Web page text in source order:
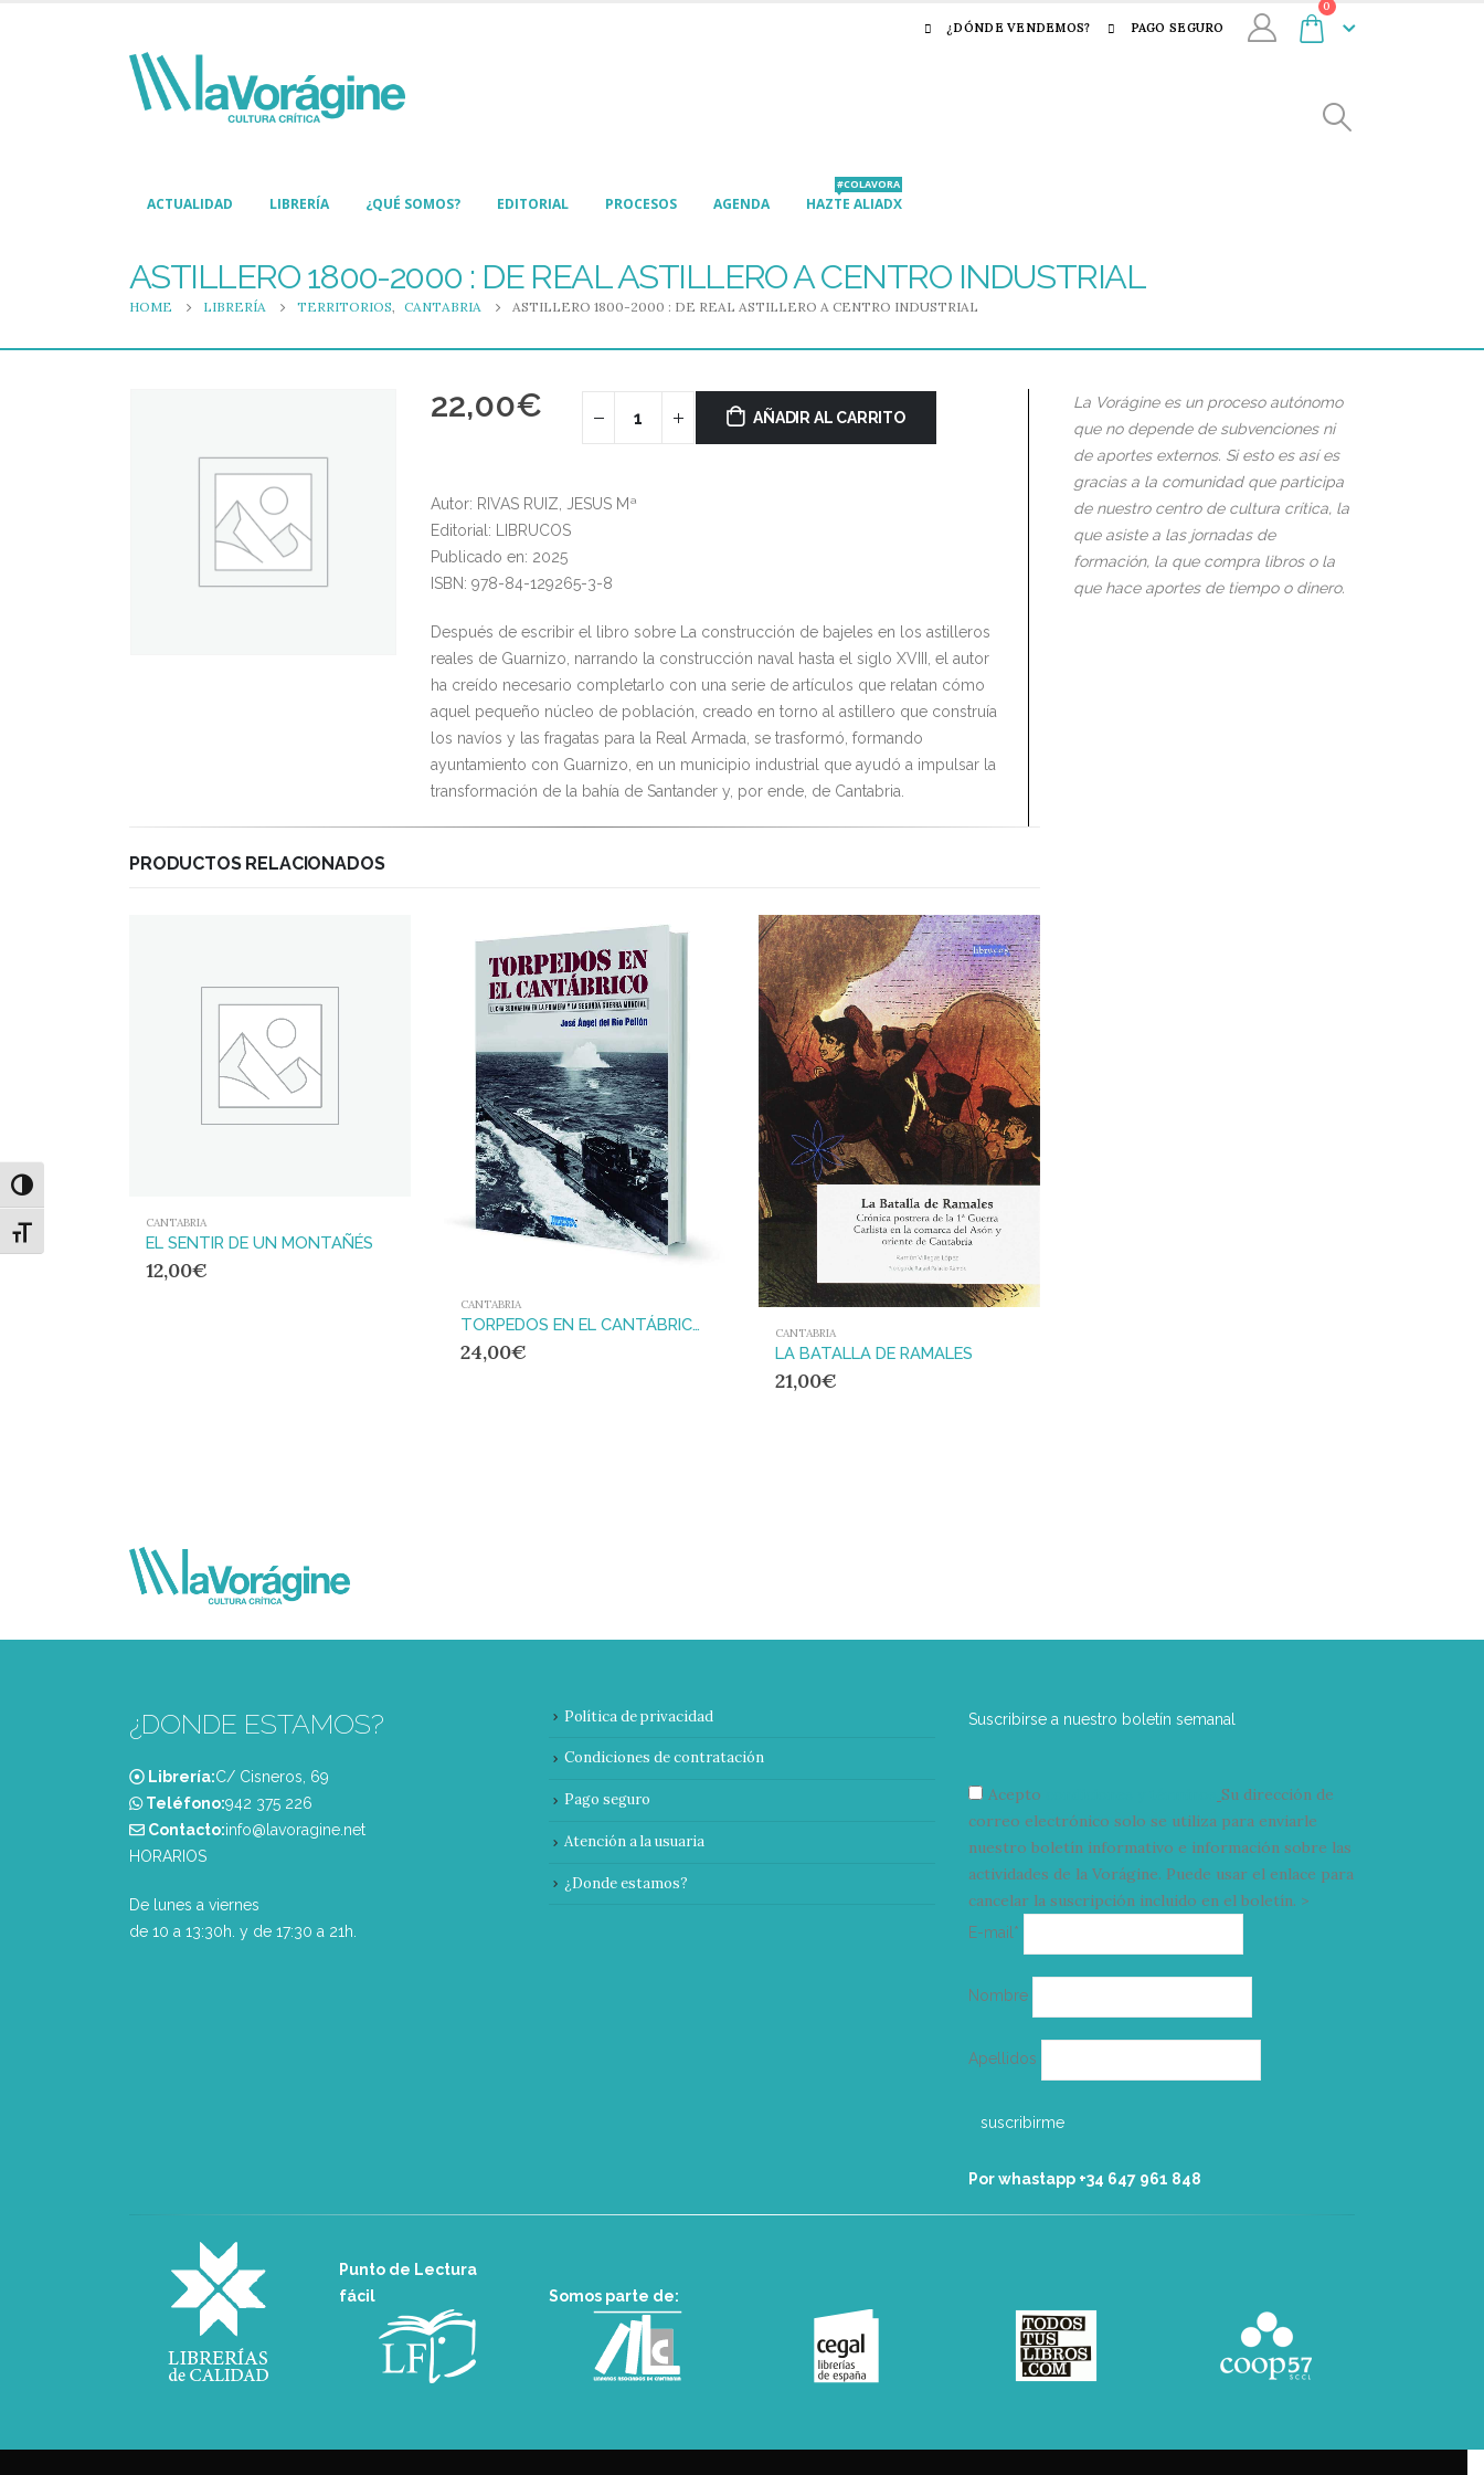
Alternar alto contraste
Alternar tamaño de letra
¿DÓNDE VENDEMOS? PAGO SEGURO
0
ACTUALIDAD LIBRERÍA ¿QUÉ SOMOS? EDITORIAL PROCESOS AGENDA HAZTE ALIADX
#COLAVORA
ASTILLERO 1800-2000 : DE REAL ASTILLERO A CENTRO INDUSTRIAL
HOME LIBRERÍA TERRITORIOS, CANTABRIA ASTILLERO 1800-2000 : DE REAL ASTILLERO A CENTRO INDUSTRIAL
22,00€ AÑADIR AL CARRITO
Autor: RIVAS RUIZ, JESUS Mª
Editorial: LIBRUCOS
Publicado en: 2025
ISBN: 978-84-129265-3-8
Después de escribir el libro sobre La construcción de bajeles en los astilleros
reales de Guarnizo, narrando la construcción naval hasta el siglo XVIII, el autor
ha creído necesario completarlo con una serie de artículos que relatan cómo
aquel pequeño núcleo de población, creado en torno al astillero que construía
los navíos y las fragatas para la Real Armada, se trasformó, formando
ayuntamiento con Guarnizo, en un municipio industrial que ayudó a impulsar la
transformación de la bahía de Santander y, por ende, de Cantabria.
PRODUCTOS RELACIONADOS
CANTABRIA
EL SENTIR DE UN MONTAÑÉS
12,00€
CANTABRIA
TORPEDOS EN EL CANTÁBRICO : LUCHA SUBMARINA EN LA PRIMERA Y LA SEGUNDA GUERRA MUNDIAL
24,00€
CANTABRIA
LA BATALLA DE RAMALES
21,00€
La Vorágine es un proceso autónomo
que no depende de subvenciones ni
de aportes externos. Si esto es así es
gracias a la comunidad que participa
de nuestro centro de cultura crítica, la
que asiste a las jornadas de
formación, la que compra libros o la
que hace aportes de tiempo o dinero.
¿DONDE ESTAMOS?
Librería:C/ Cisneros, 69
Teléfono:‭942 375 226‬
Contacto:info@lavoragine.net
HORARIOS
De lunes a viernes
de 10 a 13:30h. y de 17:30 a 21h.
Política de privacidad
Condiciones de contratación
Pago seguro
Atención a la usuaria
¿Donde estamos?
Suscribirse a nuestro boletín semanal
Acepto
Su dirección de
correo electrónico solo se utiliza para enviarle
nuestro boletín informativo e información sobre las
actividades de la Vorágine. Puede usar el enlace para
cancelar la suscripción incluido en el boletín. >
E-mail*
electrónico
Nombre
Apellidos
Por whastapp +34 ‭647 961 848‬
Punto de Lectura
fácil
Somos parte de: